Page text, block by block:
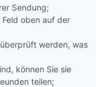
Sendung;
Feld oben auf der
werden, was
können Sie sie
teilen;